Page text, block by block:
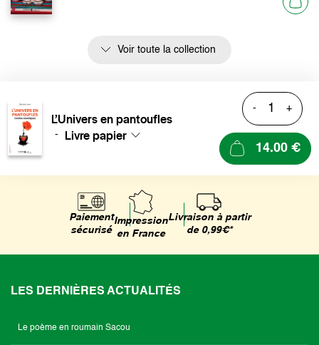
Voir toute la collection
L’Univers en pantoufles
- Livre papier
- +
14.00 €
Paiement
sécurisé
Impression
en France
Livraison à partir
de 0,99€*
LES DERNIÈRES ACTUALITÉS
Le poème en roumain Sacou